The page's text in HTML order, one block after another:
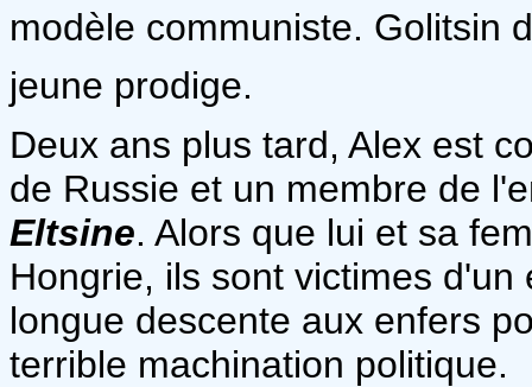
modèle communiste. Golitsin
jeune prodige.
Deux ans plus tard, Alex est
de Russie et un membre de
Eltsine. Alors que lui et sa
Hongrie, ils sont victimes
longue descente aux enfers
terrible machination politique.